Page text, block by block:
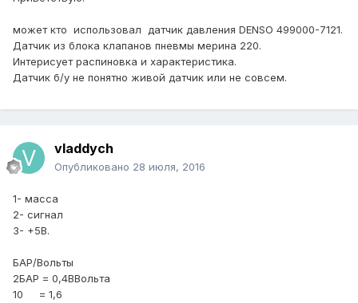
может кто использовал датчик давления DENSO 499000-7121.
Датчик из блока клапанов пневмы мерина 220.
Интерисует распиновка и характеристика.
Датчик б/у не понятно живой датчик или не совсем.
vladdych
Опубликовано 28 июля, 2016
1- масса
2- сигнал
3- +5В.
БАР/Вольты
2БАР = 0,4ВВольта
10 = 1,6